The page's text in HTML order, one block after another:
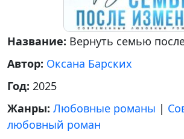
Название: Вернуть семью
Автор: Оксана Барских
Год: 2025
Жанры: Любовные романы |
любовный роман